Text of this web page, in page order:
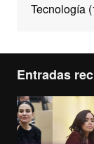
Tecnología
Entradas